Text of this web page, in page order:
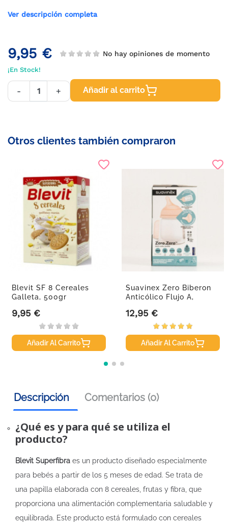
Ver descripción completa
9,95 € No hay opiniones de momento
¡En Stock!
- + Añadir al carrito
Otros clientes también compraron
Blevit SF 8 Cereales
Galleta, 500gr
Precio
9,95 €
Añadir Al Carrito
Suavinex Zero Biberon
Anticólico Flujo A,
Precio
12,95 €
Añadir Al Carrito
Descripción Comentarios (0)
¿Qué es y para qué se utiliza el
producto?
Blevit Superfibra es un producto diseñado especialmente
para bebés a partir de los 5 meses de edad. Se trata de
una papilla elaborada con 8 cereales, frutas y fibra, que
proporciona una alimentación complementaria saludable y
equilibrada. Este producto está formulado con cereales